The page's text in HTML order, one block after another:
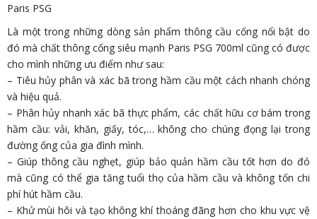
Paris PSG
Là một trong những dòng sản phẩm thông cầu cống nổi bật do
đó mà chất thông cống siêu mạnh Paris PSG 700ml cũng có được
cho mình những ưu điểm như sau:
– Tiêu hủy phân và xác bã trong hầm cầu một cách nhanh chóng
và hiệu quả.
– Phân hủy nhanh xác bã thực phẩm, các chất hữu cơ bám trong
hầm cầu: vải, khăn, giấy, tóc,… không cho chúng đọng lại trong
đường ống của gia đình mình.
– Giúp thông cầu nghẹt, giúp bảo quản hầm cầu tốt hơn do đó
mà cũng có thể gia tăng tuổi thọ của hầm cầu và không tốn chi
phí hút hầm cầu.
– Khử mùi hôi và tạo không khí thoáng đãng hơn cho khu vực vệ